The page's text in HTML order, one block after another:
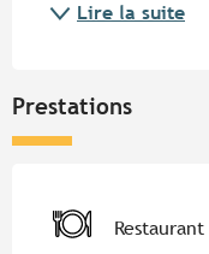
Lire la suite
Prestations
Restaurant